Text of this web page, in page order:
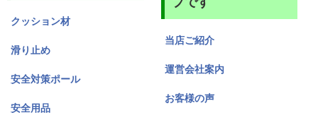
クッション材
滑り止め
安全対策ポール
安全用品
当店ご紹介
運営会社案内
お客様の声